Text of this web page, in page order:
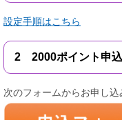
設定手順はこちら
2 2000ポイント申込
次のフォームからお申し込